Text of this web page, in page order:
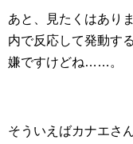
あと、見たくはあり
内で反応して発動す
嫌ですけどね……。
そういえばカナエさ